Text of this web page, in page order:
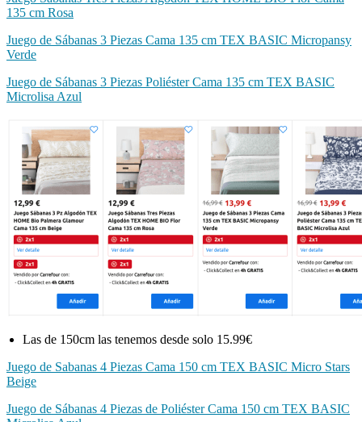
135 cm Rosa
Juego de Sábanas 3 Piezas Cama 135 cm TEX BASIC Micropansy
Verde
Juego de Sábanas 3 Piezas Poliéster Cama 135 cm TEX BASIC
Microlisa Azul
Las de 150cm las tenemos desde solo 15.99€
Juego de Sabanas 4 Piezas Cama 150 cm TEX BASIC Micro Stars
Beige
Juego de Sábanas 4 Piezas de Poliéster Cama 150 cm TEX BASIC